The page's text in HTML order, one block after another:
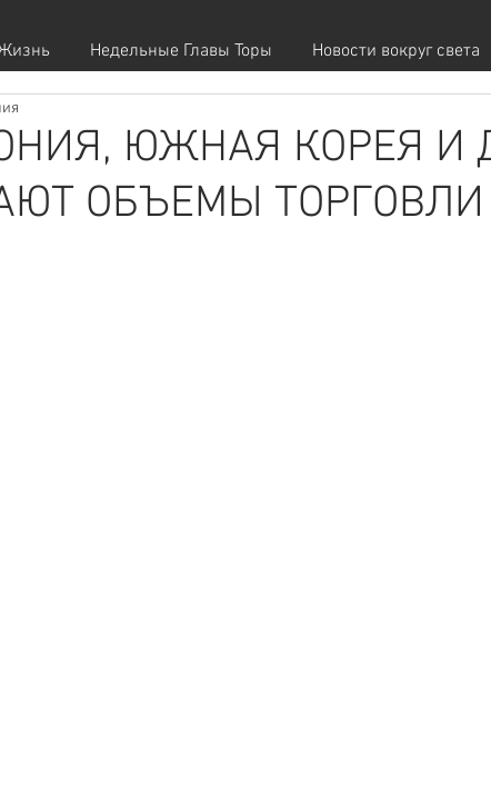
Недельные Главы Торы Новости вокруг света
ЮЖНАЯ КОРЕЯ И
ОБЪЕМЫ ТОРГОВЛИ